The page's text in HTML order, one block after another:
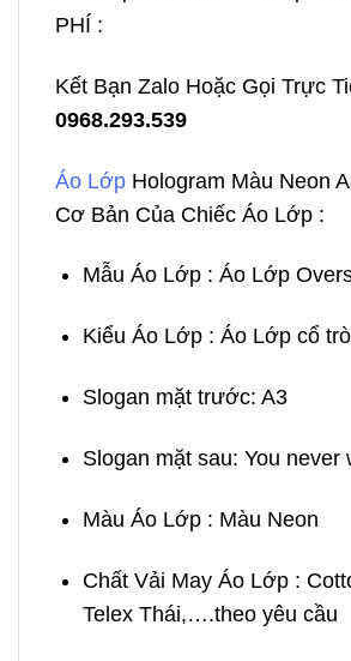
PHÍ :
Kết Bạn Zalo Hoặc Gọi Trực
0968.293.539
Áo Lớp Hologram Màu Neon
Cơ Bản Của Chiếc Áo Lớp :
Mẫu Áo Lớp : Áo Lớp
Kiểu Áo Lớp : Áo Lớp cổ
Slogan mặt trước: A3
Slogan mặt sau: You never
Màu Áo Lớp : Màu Neon
Chất Vải May Áo Lớp :
Telex Thái,….theo yêu cầu